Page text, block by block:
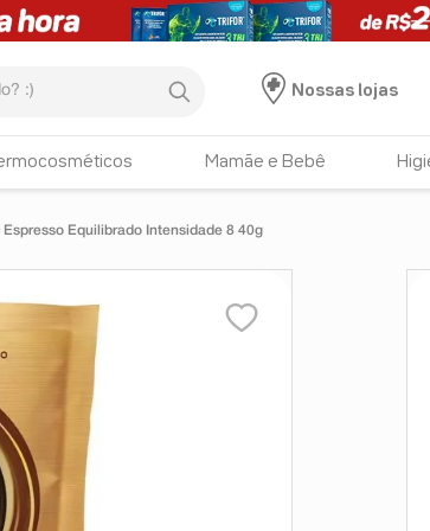
Nossas lojas
Mamãe e Bebê
Equilibrado Intensidade 8 40g